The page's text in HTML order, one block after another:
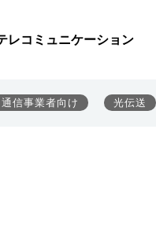
レコミュニケーション
通信事業者向け 光伝送